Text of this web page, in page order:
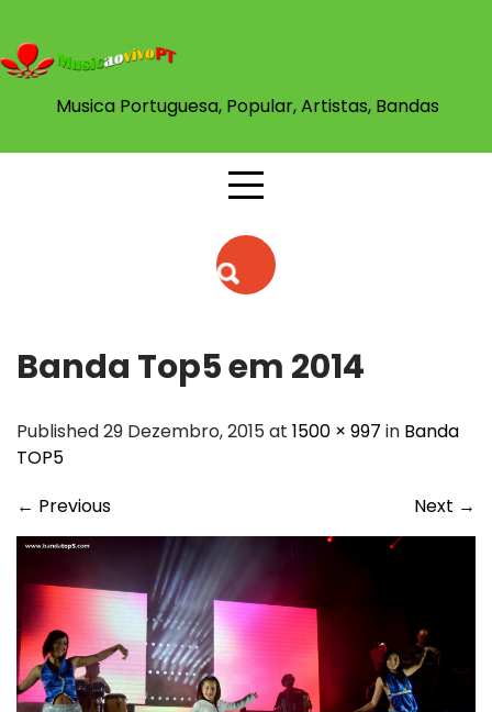
content
Musica Portuguesa, Popular, Artistas, Bandas
Banda Top5 em 2014
Published 29 Dezembro, 2015 at 1500 × 997 in Banda
TOP5
← Previous Next →